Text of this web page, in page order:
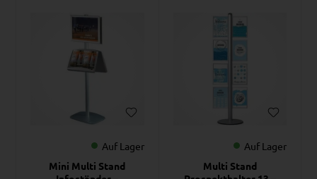
Auf Lager
Mini Multi Stand
Auf Lager
Multi Stand